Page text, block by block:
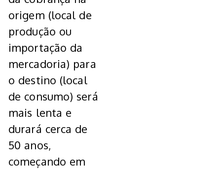
origem (local de
produção ou
importação da
mercadoria) para
o destino (local
de consumo) será
mais lenta e
durará cerca de
50 anos,
começando em